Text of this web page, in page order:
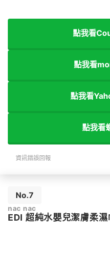
點我看
點我看
點我看
點我看
資訊錯誤回報
No.7
nac nac
EDI 超純水嬰兒潔膚柔濕